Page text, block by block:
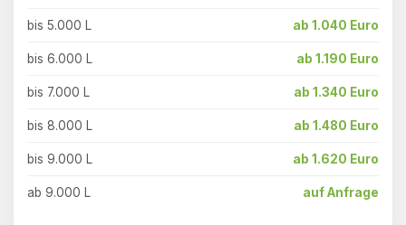
bis 5.000 L ab 1.040 Euro
bis 6.000 L ab 1.190 Euro
bis 7.000 L ab 1.340 Euro
bis 8.000 L ab 1.480 Euro
bis 9.000 L ab 1.620 Euro
ab 9.000 L auf Anfrage